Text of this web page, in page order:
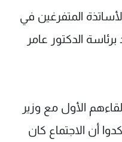
المتفرغين في
برئاسة الدكتور عامر
الأول مع وزير
أن الاجتماع كان